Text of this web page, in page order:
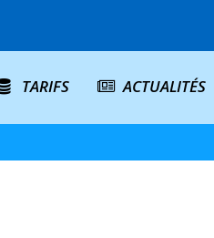
TARIFS ACTUALITÉS